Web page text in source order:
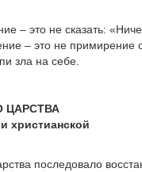
– это не сказать:
– это не примирение
зла на себе.
ЦАРСТВА
христианской
последовало